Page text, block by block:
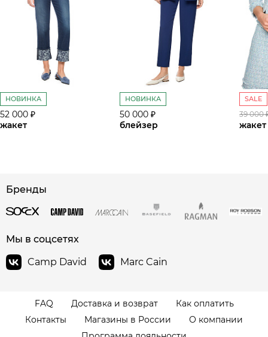
НОВИНКА
52 000 ₽
жакет
НОВИНКА
50 000 ₽
блейзер
SALE
39 000
жакет
Бренды
Мы в соцсетях
Camp David
Marc Cain
FAQ Доставка и возврат
Как оплатить
Контакты
Магазины в России
О компании